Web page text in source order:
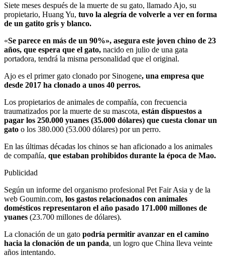
Siete meses después de la muerte de su gato, llamado Ajo, su
propietario, Huang Yu, tuvo la alegría de volverle a ver en forma
de un gatito gris y blanco.
«Se parece en más de un 90%», asegura este joven chino de 23
años, que espera que el gato, nacido en julio de una gata
portadora, tendrá la misma personalidad que el original.
Ajo es el primer gato clonado por Sinogene, una empresa que
desde 2017 ha clonado a unos 40 perros.
Los propietarios de animales de compañía, con frecuencia
traumatizados por la muerte de su mascota, están dispuestos a
pagar los 250.000 yuanes (35.000 dólares) que cuesta clonar un
gato o los 380.000 (53.000 dólares) por un perro.
En las últimas décadas los chinos se han aficionado a los animales
de compañía, que estaban prohibidos durante la época de Mao.
Publicidad
Según un informe del organismo profesional Pet Fair Asia y de la
web Goumin.com, los gastos relacionados con animales
domésticos representaron el año pasado 171.000 millones de
yuanes (23.700 millones de dólares).
La clonación de un gato podría permitir avanzar en el camino
hacia la clonación de un panda, un logro que China lleva veinte
años intentando.